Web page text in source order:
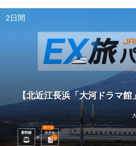
2日間
【北近江長浜「大河ドラマ
新幹線 ホテル
選べる
1 泊